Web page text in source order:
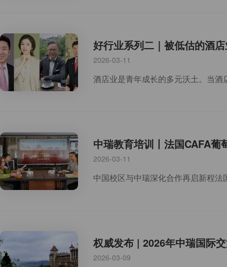
好行业系列二｜被低估的酒
2026-03-11
中瑞教育培训丨法国CAFA
2026-03-11
权威发布 | 2026年中瑞国际
2026-03-09